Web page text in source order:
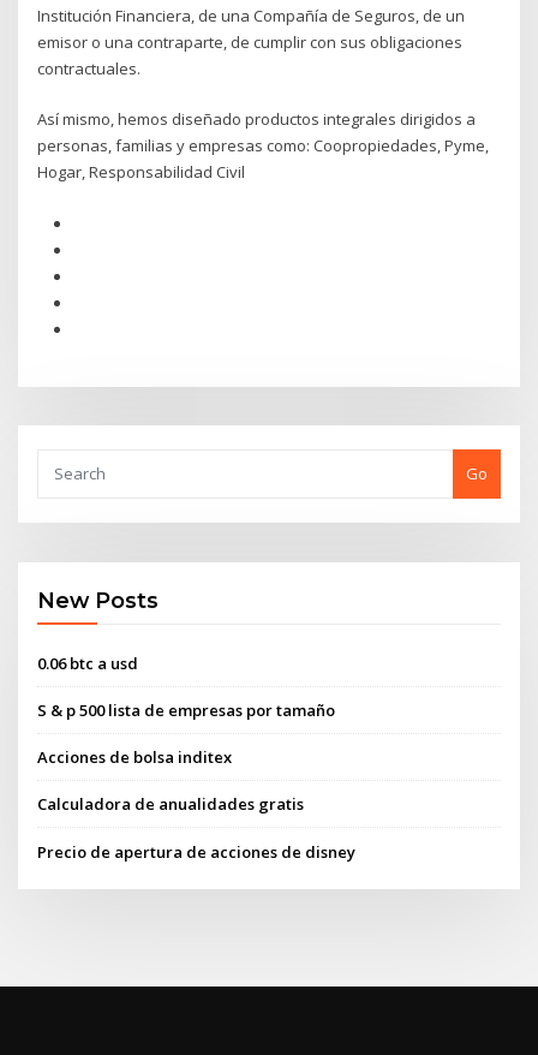
Institución Financiera, de una Compañía de Seguros, de un
emisor o una contraparte, de cumplir con sus obligaciones
contractuales.
Así mismo, hemos diseñado productos integrales dirigidos a
personas, familias y empresas como: Coopropiedades, Pyme,
Hogar, Responsabilidad Civil
Go
New Posts
0.06 btc a usd
S & p 500 lista de empresas por tamaño
Acciones de bolsa inditex
Calculadora de anualidades gratis
Precio de apertura de acciones de disney